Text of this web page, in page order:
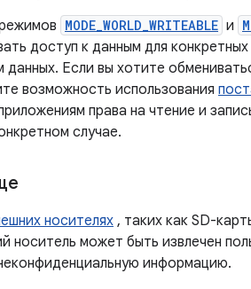
MODE_WORLD_WRITEABLE и
доступ к данным для
Если вы хотите
возможность использования
права на чтение и
случае.
носителях , таких как SD-
носитель может быть извлечен
информацию.